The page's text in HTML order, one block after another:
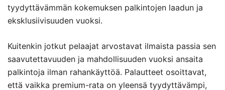
tyydyttävämmän kokemuksen palkintojen laadun ja
eksklusiivisuuden vuoksi.
Kuitenkin jotkut pelaajat arvostavat ilmaista passia sen
saavutettavuuden ja mahdollisuuden vuoksi ansaita
palkintoja ilman rahankäyttöä. Palautteet osoittavat,
että vaikka premium-rata on yleensä tyydyttävämpi,